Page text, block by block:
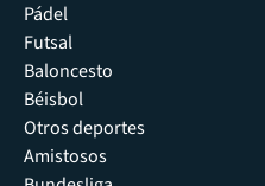
Pádel
Futsal
Baloncesto
Béisbol
Otros deportes
Amistosos